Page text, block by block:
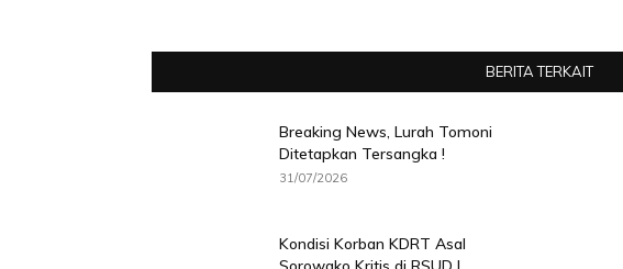
BERITA TERKAIT
Breaking News, Lurah Tomoni
Ditetapkan Tersangka !
31/07/2026
Kondisi Korban KDRT Asal